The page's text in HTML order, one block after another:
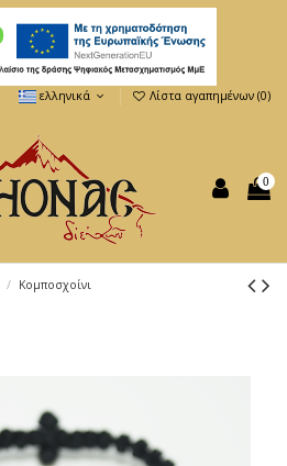
ελληνικά Λίστα αγαπημένων (0)
0
Κομποσχοίνι